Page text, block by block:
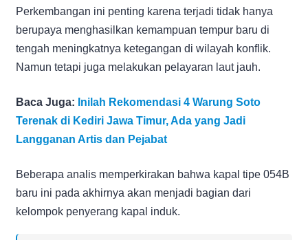
Perkembangan ini penting karena terjadi tidak hanya
berupaya menghasilkan kemampuan tempur baru di
tengah meningkatnya ketegangan di wilayah konflik.
Namun tetapi juga melakukan pelayaran laut jauh.
Baca Juga: Inilah Rekomendasi 4 Warung Soto
Terenak di Kediri Jawa Timur, Ada yang Jadi
Langganan Artis dan Pejabat
Beberapa analis memperkirakan bahwa kapal tipe 054B
baru ini pada akhirnya akan menjadi bagian dari
kelompok penyerang kapal induk.